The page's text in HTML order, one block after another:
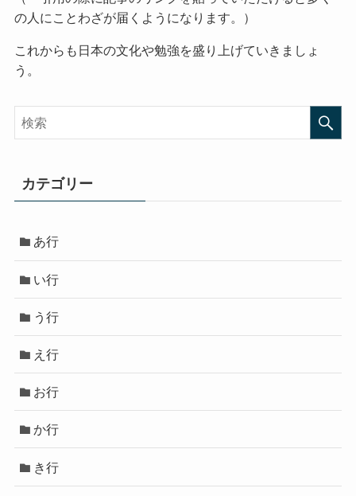
の人にことわざが届くようになります。）
これからも日本の文化や勉強を盛り上げていきましょ
う。
カテゴリー
あ行
い行
う行
え行
お行
か行
き行